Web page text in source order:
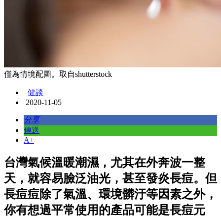
僅為情境配圖。取自shutterstock
健談
2020-11-05
分享
傳送
A+
台灣氣候溫暖潮濕，尤其在外奔波一整
天，就容易臉泛油光，甚至發炎長痘。但
長痘痘除了氣溫、環境髒汙等因素之外，
你有想過平常使用的產品可能是長痘元